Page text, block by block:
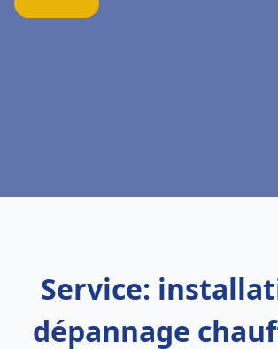
Service:
dépannage